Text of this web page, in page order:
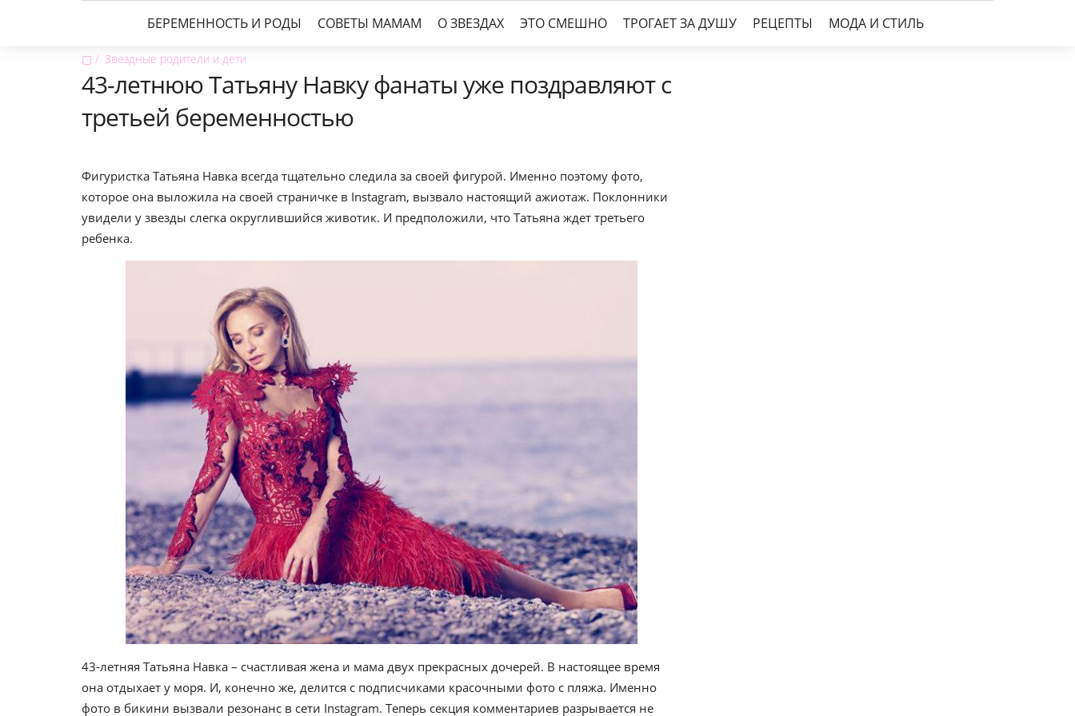
БЕРЕМЕННОСТЬ И РОДЫ СОВЕТЫ МАМАМ О ЗВЕЗДАХ ЭТО СМЕШНО ТРОГАЕТ ЗА ДУШУ РЕЦЕПТЫ МОДА И СТИЛЬ
▢ Звездные родители и дети
43-летнюю Татьяну Навку фанаты уже поздравляют с
третьей беременностью
Фигуристка Татьяна Навка всегда тщательно следила за своей фигурой. Именно поэтому фото,
которое она выложила на своей страничке в Instagram, вызвало настоящий ажиотаж. Поклонники
увидели у звезды слегка округлившийся животик. И предположили, что Татьяна ждет третьего
ребенка.
43-летняя Татьяна Навка – счастливая жена и мама двух прекрасных дочерей. В настоящее время
она отдыхает у моря. И, конечно же, делится с подписчиками красочными фото с пляжа. Именно
фото в бикини вызвали резонанс в сети Instagram. Теперь секция комментариев разрывается не